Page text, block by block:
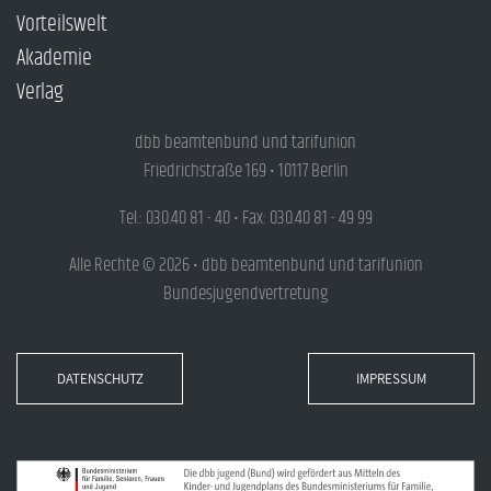
Vorteilswelt
Akademie
Verlag
dbb beamtenbund und tarifunion
Friedrichstraße 169 • 10117 Berlin
Tel.: 030.40 81 - 40 • Fax: 030.40 81 - 49 99
Alle Rechte © 2026 • dbb beamtenbund und tarifunion
Bundesjugendvertretung
DATENSCHUTZ IMPRESSUM